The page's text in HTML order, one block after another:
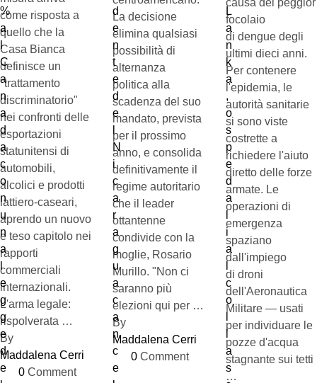
come risposta a
quello che la
Casa Bianca
definisce un
"trattamento
discriminatorio"
nei confronti delle
esportazioni
statunitensi di
automobili,
alcolici e prodotti
lattiero-caseari,
aprendo un nuovo
e teso capitolo nei
rapporti
commerciali
internazionali.
L'arma legale:
rispolverata …
By
Maddalena Cerri
0 Comment
La decisione
elimina qualsiasi
possibilità di
alternanza
politica alla
scadenza del suo
mandato, prevista
per il prossimo
anno, e consolida
definitivamente il
regime autoritario
che il leader
ottantenne
condivide con la
moglie, Rosario
Murillo. "Non ci
saranno più
elezioni qui per …
By
Maddalena Cerri
0 Comment
causa del peggior
focolaio
di dengue degli
ultimi dieci anni.
Per contenere
l'epidemia, le
autorità sanitarie
si sono viste
costrette a
richiedere l'aiuto
diretto delle forze
armate. Le
operazioni di
emergenza
spaziano
dall'impiego
di droni
dell'Aeronautica
Militare — usati
per individuare le
pozze d'acqua
stagnante sui tetti
…